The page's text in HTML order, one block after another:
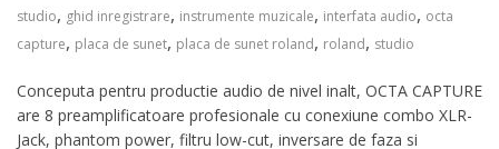
studio, ghid inregistrare, instrumente muzicale, interfata audio, octa
capture, placa de sunet, placa de sunet roland, roland, studio
Conceputa pentru productie audio de nivel inalt, OCTA CAPTURE
are 8 preamplificatoare profesionale cu conexiune combo XLR-
Jack, phantom power, filtru low-cut, inversare de faza si